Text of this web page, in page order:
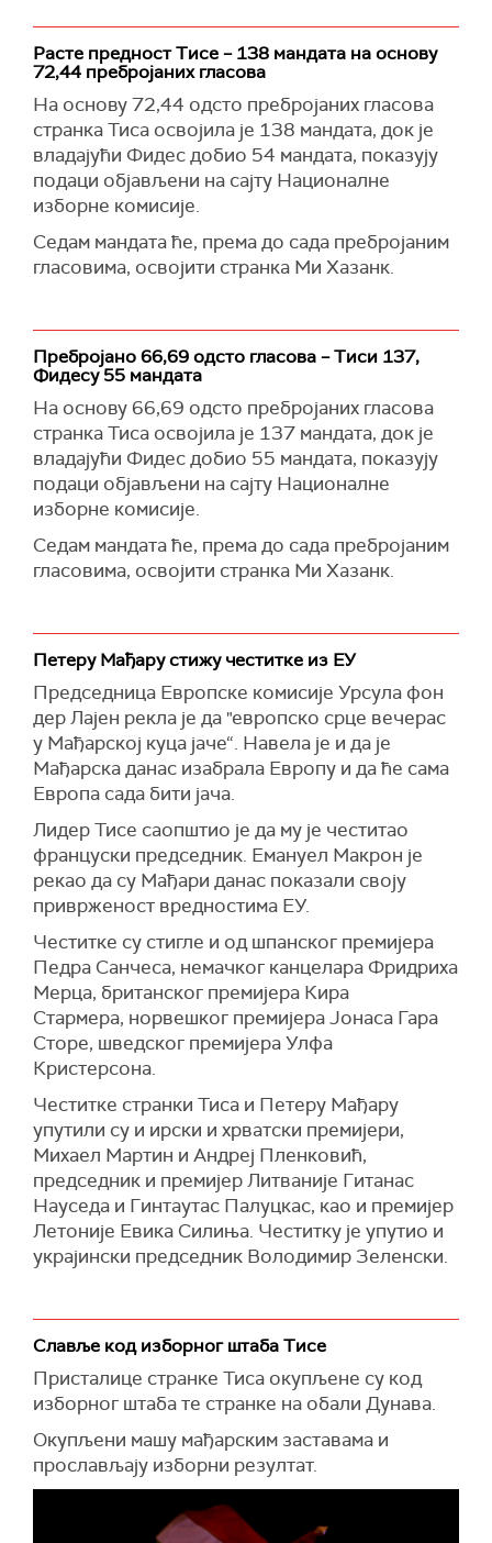
Поред тога, позвао је и председника врховног
суда, главног тужиоца, и председника
Канцеларије за медије и конкуренцију да
такође пондесу оставке.
"Наше независне институције биле су
заробљене у последњих 16 година", рекао је
Мађар и позвао Орбана да се уздржи од мера
које би ограничиле простор за маневар
будућој влади.
Будимпешта бити снажан савезник Европске
уније и НАТО-а.
Истакао је да му је циљ да обнови и прошири
сарадњу Вишеградске четворке, односно
сарадње са Чешком, Пољском и Словачком, и
најавио да ће му прво путовање у
иностранство у функцији премијера бити у
Варшаву.
"Након тога, ићи ћу у Брисел и Беч како бих
Он је такође најавио да ће сви они који су
кршили законе бити позвани на одговорност.
"Наша победа није видљива са Месеца, већ са
сваког мађарског прозора", рекао је Мађар и
истакао да никада у историји Мађарске није
гласало толико бирача.
Расте предност Тисе – 138 мандата на основу
72,44 пребројаних гласова
На основу 72,44 одсто пребројаних гласова
странка Тиса освојила је 138 мандата, док је
владајући Фидес добио 54 мандата, показују
подаци објављени на сајту Националне
изборне комисије.
Седам мандата ће, према до сада пребројаним
гласовима, освојити странка Ми Хазанк.
Пребројано 66,69 одсто гласова – Тиси 137,
Фидесу 55 мандата
На основу 66,69 одсто пребројаних гласова
странка Тиса освојила је 137 мандата, док је
владајући Фидес добио 55 мандата, показују
подаци објављени на сајту Националне
изборне комисије.
Седам мандата ће, према до сада пребројаним
гласовима, освојити странка Ми Хазанк.
Петеру Мађару стижу честитке из ЕУ
Председница Европске комисије Урсула фон
дер Лајен рекла је да "европско срце вечерас
у Мађарској куца јаче“. Навела је и да је
Мађарска данас изабрала Европу и да ће сама
Европа сада бити јача.
Лидер Тисе саопштио је да му је честитао
француски председник. Емануел Макрон је
рекао да су Мађари данас показали своју
приврженост вредностима ЕУ.
Честитке су стигле и од шпанског премијера
Педра Санчеса, немачког канцелара Фридриха
Мерца, британског премијера Кира
Стармера, норвешког премијера Јонаса Гара
Сторе, шведског премијера Улфа
Кристерсона.
Честитке странки Тиса и Петеру Мађару
упутили су и ирски и хрватски премијери,
Михаел Мартин и Андреј Пленковић,
председник и премијер Литваније Гитанас
Науседа и Гинтаутас Палуцкас, као и премијер
Летоније Евика Силиња. Честитку је упутио и
украјински председник Володимир Зеленски.
Славље код изборног штаба Тисе
Присталице странке Тиса окупљене су код
изборног штаба те странке на обали Дунава.
Окупљени машу мађарским заставама и
прослављају изборни резултат.